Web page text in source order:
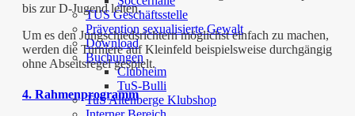
TUS Geschäftsstelle
Prävention sexualisierte Gewalt
Download
Buchungen
Clubheim
TuS-Bulli
TuS Altenberge Klubshop
bis zur D-Jugend leiten.
Um es den Jungschiedsrichtern möglichst einfach zu machen,
werden die Turniere auf Kleinfeld beispielsweise durchgängig
ohne Abseitsregel gespielt.
4. Rahmenprogramm